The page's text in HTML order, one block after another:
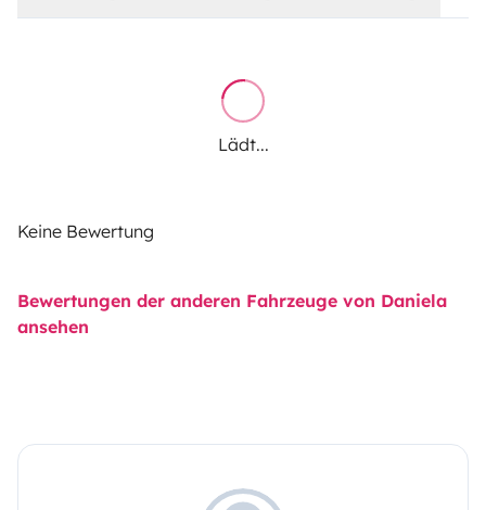
Lädt...
Keine Bewertung
Bewertungen der anderen Fahrzeuge von Daniela
ansehen